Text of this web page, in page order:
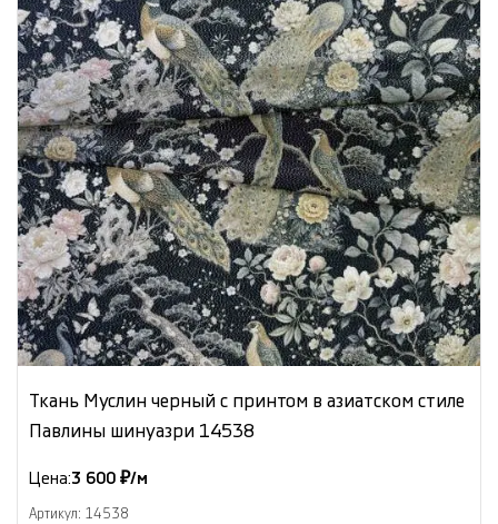
Ткань Муслин черный с принтом в азиатском стиле
Павлины шинуазри 14538
Цена:3 600 ₽/м
Артикул: 14538